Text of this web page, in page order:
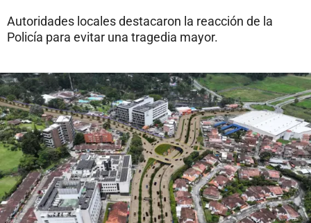
Autoridades locales destacaron la reacción de la
Policía para evitar una tragedia mayor.